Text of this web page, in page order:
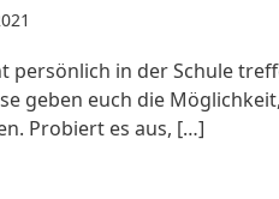
persönlich in der Schule
geben euch die
Probiert es aus, […]